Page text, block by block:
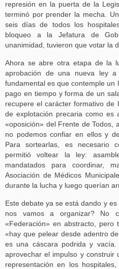
represión en la puerta de la
terminó por prender la mecha.
seis días de todos los
bloqueo a la Jefatura de
unanimidad, tuvieron que votar la
Ahora se abre otra etapa de la
aprobación de una nueva ley
fundamental es que contemple
pago en tiempo y forma de un
recupere el carácter formativo de
de explotación precaria como es
«oposición» del Frente de Todos,
no podemos confiar en ellos y
Para sortearlas, es necesario
permitió voltear la ley:
mandatados para coordinar,
Asociación de Médicos
durante la lucha y luego querían
Este debate ya se está dando y
nos vamos a organizar? No
«Federación» en abstracto, pero
«hay que pelear desde adentro
es una cáscara podrida y
aprovechar el impulso y construir
representación en los